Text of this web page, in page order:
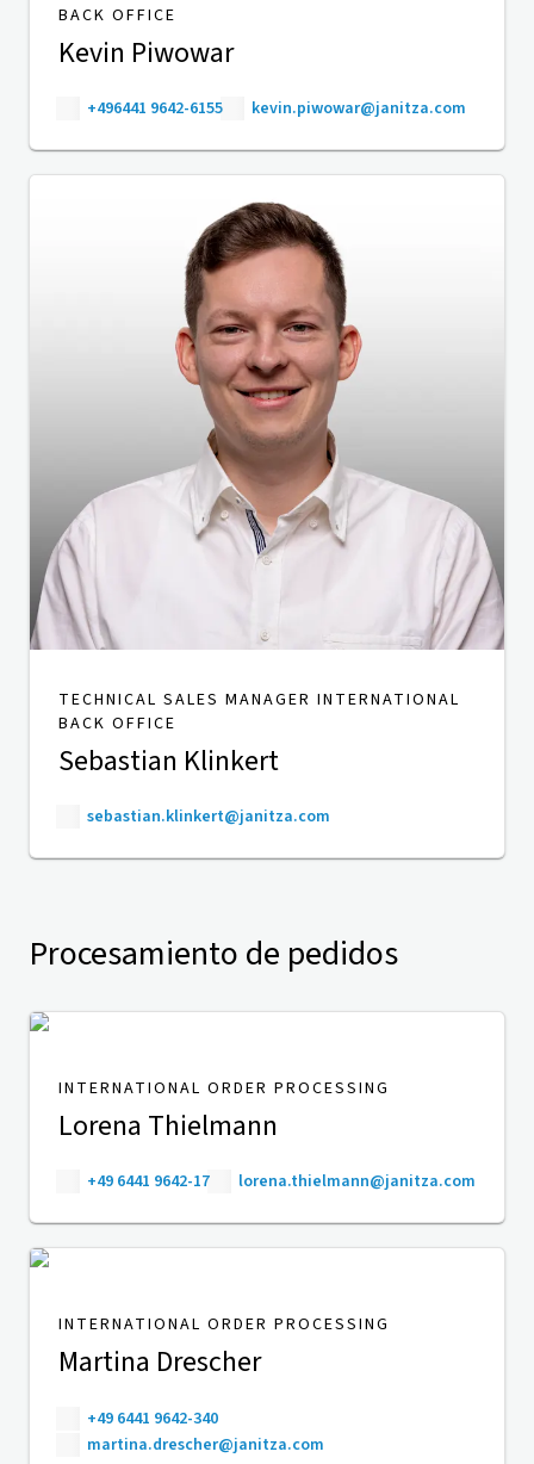
BACK OFFICE
Kevin Piwowar
+496441 9642-6155 kevin.piwowar@janitza.com
TECHNICAL SALES MANAGER INTERNATIONAL
BACK OFFICE
Sebastian Klinkert
sebastian.klinkert@janitza.com
Procesamiento de pedidos
INTERNATIONAL ORDER PROCESSING
Lorena Thielmann
+49 6441 9642-17 lorena.thielmann@janitza.com
INTERNATIONAL ORDER PROCESSING
Martina Drescher
+49 6441 9642-340
martina.drescher@janitza.com